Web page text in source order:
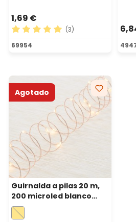
1,69 €
Calificación promedio de 5 de
(3)
69954
Agotado
Guirnalda a pilas 20 m,
200 microled blanco
cálido, cable metal
cobre